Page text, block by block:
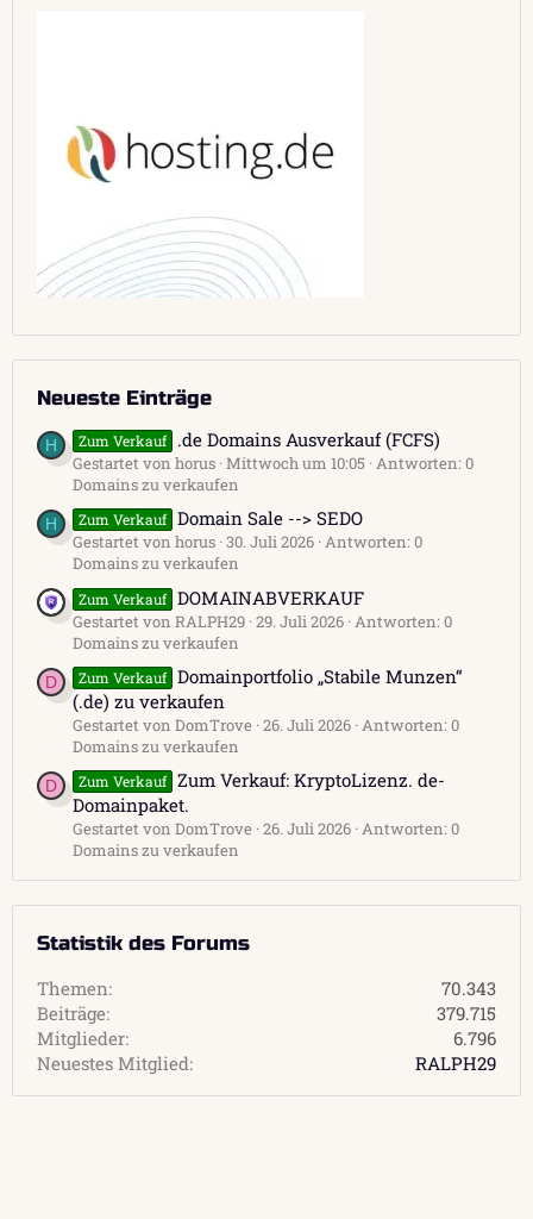
Neueste Einträge
H Zum Verkauf .de Domains Ausverkauf (FCFS)
Gestartet von horus Mittwoch um 10:05 Antworten: 0
Domains zu verkaufen
H Zum Verkauf Domain Sale --> SEDO
Gestartet von horus 30. Juli 2026 Antworten: 0
Domains zu verkaufen
Zum Verkauf DOMAINABVERKAUF
Gestartet von RALPH29 29. Juli 2026 Antworten: 0
Domains zu verkaufen
D Zum Verkauf Domainportfolio „Stabile Munzen“
(.de) zu verkaufen
Gestartet von DomTrove 26. Juli 2026 Antworten: 0
Domains zu verkaufen
D Zum Verkauf Zum Verkauf: KryptoLizenz. de-
Domainpaket.
Gestartet von DomTrove 26. Juli 2026 Antworten: 0
Domains zu verkaufen
Statistik des Forums
Themen
70.343
Beiträge
379.715
Mitglieder
6.796
Neuestes Mitglied
RALPH29